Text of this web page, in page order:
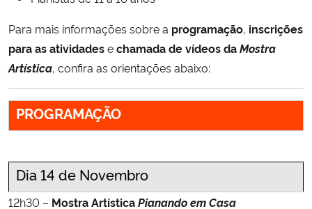
Advocacia-Geral da União
Banco Central do Brasil
Para mais informações sobre a programação, inscrições
para as atividadesechamada de vídeos daMostra
Artística, confira as orientações abaixo:
PROGRAMAÇÃO
Dia 14 de Novembro
12h30 – Mostra ArtísticaPianando em Casa